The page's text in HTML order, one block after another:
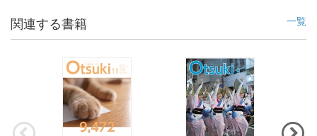
関連する書籍 一覧